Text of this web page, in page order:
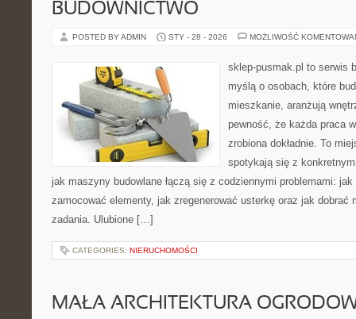
BUDOWNICTWO
POSTED BY ADMIN STY - 28 - 2026 MOŻLIWOŚĆ
sklep-pusmak.pl to serwis
myślą o osobach, które
mieszkanie, aranżują
pewność, że każda praca
zrobiona dokładnie. To
spotykają się z
jak maszyny budowlane łączą się z codziennymi problemami:
zamocować elementy, jak zregenerować usterkę oraz jak dobrać
zadania. Ulubione […]
CATEGORIES: NIERUCHOMOŚCI
MAŁA ARCHITEKTURA